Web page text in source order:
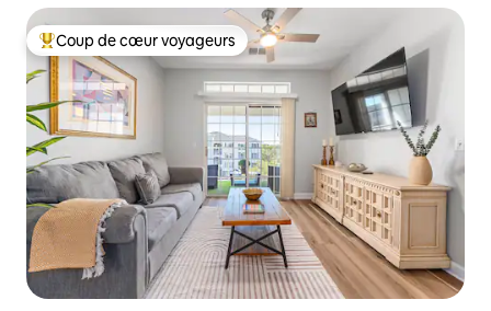
Coup de cœur voyageurs parmi les plus aimés
Coup de cœur voyageurs